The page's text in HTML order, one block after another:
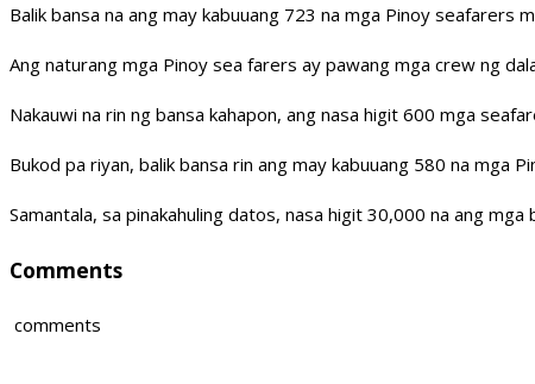
Balik bansa na ang may kabuuang 723 na mga Pinoy seafarers
Ang naturang mga Pinoy sea farers ay pawang mga crew ng
Nakauwi na rin ng bansa kahapon, ang nasa higit 600 mga
Bukod pa riyan, balik bansa rin ang may kabuuang 580 na mga
Samantala, sa pinakahuling datos, nasa higit 30,000 na ang
Comments
comments